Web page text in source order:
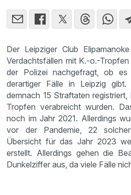
Der Leipziger Club
Verdachtsfällen mit K.-o.-
der Polizei nachgefragt, ob es
derartiger Fälle in Leipzig
demnach 15 Straftaten
Tropfen verabreicht wurden.
noch im Jahr 2021. Allerdings
vor der Pandemie, 22
Übersicht für das Jahr 2023
erstellt. Allerdings gehen die
Dunkelziffer aus, da viele Fälle